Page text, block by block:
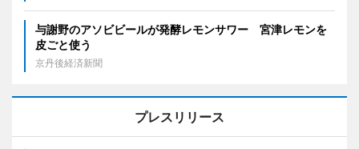
与謝野のアソビビールが発酵レモンサワー 宮津レモンを
皮ごと使う
京丹後経済新聞
プレスリリース